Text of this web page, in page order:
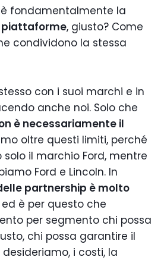
fondamentalmente la
piattaforme, giusto? Come
condividono la stessa
con i suoi marchi e in
anche noi. Solo che
è necessariamente il
oltre questi limiti, perché
solo il marchio Ford, mentre
Ford e Lincoln. In
partnership è molto
ed è per questo che
per segmento chi possa
chi possa garantire il
i costi, la